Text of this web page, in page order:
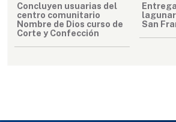
Concluyen usuarias del
centro comunitario
Nombre de Dios curso de
Corte y Confección
San